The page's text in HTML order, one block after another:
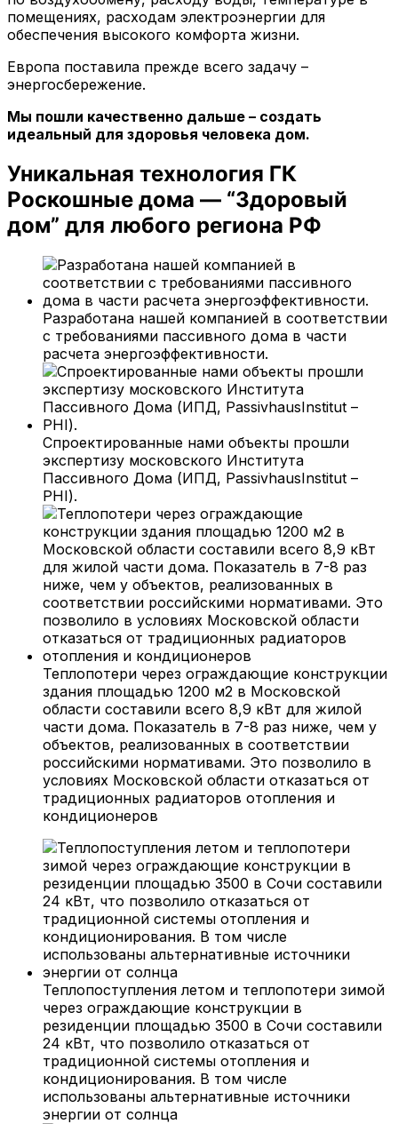
помещениях, расходам электроэнергии для
обеспечения высокого комфорта жизни.
Европа поставила прежде всего задачу –
энергосбережение.
Мы пошли качественно дальше – создать
идеальный для здоровья человека дом.
Уникальная технология ГК
Роскошные дома — “Здоровый
дом” для любого региона РФ
Разработана нашей компанией в соответствии
с требованиями пассивного дома в части
расчета энергоэффективности.
Спроектированные нами объекты прошли
экспертизу московского Института
Пассивного Дома (ИПД, PassivhausInstitut –
PHI).
Теплопотери через ограждающие конструкции
здания площадью 1200 м2 в Московской
области составили всего 8,9 кВт для жилой
части дома. Показатель в 7-8 раз ниже, чем у
объектов, реализованных в соответствии
российскими нормативами. Это позволило в
условиях Московской области отказаться от
традиционных радиаторов отопления и
кондиционеров
Теплопоступления летом и теплопотери зимой
через ограждающие конструкции в
резиденции площадью 3500 в Сочи составили
24 кВт, что позволило отказаться от
традиционной системы отопления и
кондиционирования. В том числе
использованы альтернативные источники
энергии от солнца